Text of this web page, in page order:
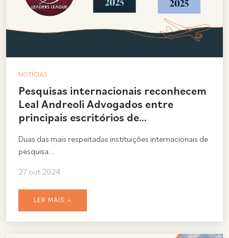
NOTÍCIAS
Pesquisas internacionais reconhecem
Leal Andreoli Advogados entre
principais escritórios de…
Duas das mais respeitadas instituições internacionais de
pesquisa...
27 out 2024
LER MAIS +